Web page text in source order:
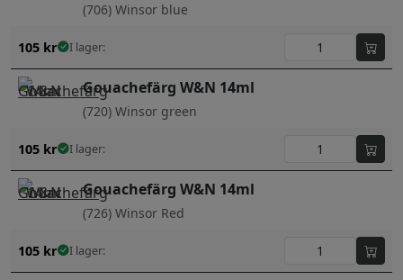
(706) Winsor blue
105 kr I lager:
Gouachefärg W&N 14ml
(720) Winsor green
105 kr I lager:
Gouachefärg W&N 14ml
(726) Winsor Red
105 kr I lager: